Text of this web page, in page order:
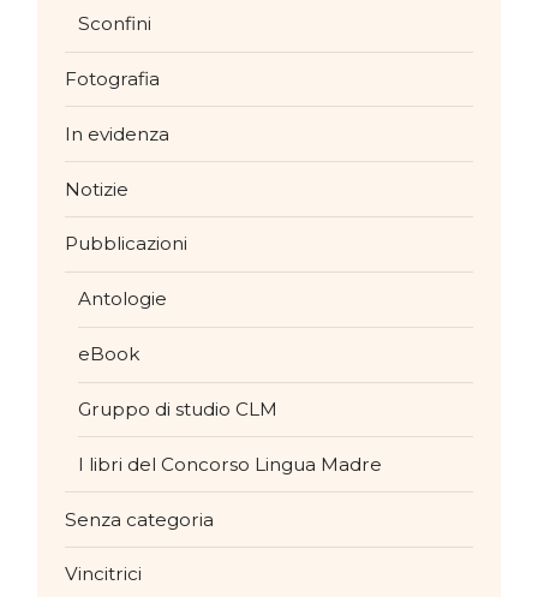
Sconfini
Fotografia
In evidenza
Notizie
Pubblicazioni
Antologie
eBook
Gruppo di studio CLM
I libri del Concorso Lingua Madre
Senza categoria
Vincitrici